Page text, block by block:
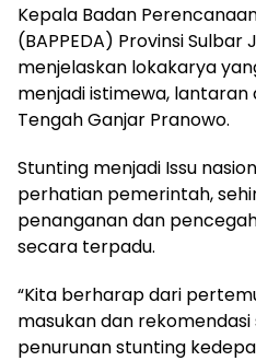
Kepala Badan
(BAPPEDA) Provinsi Sulbar
menjelaskan lokakarya
menjadi istimewa,
Tengah Ganjar Pranowo.
Stunting menjadi Issu
perhatian pemerintah,
penanganan dan
secara terpadu.
“Kita berharap dari
masukan dan
penurunan stunting